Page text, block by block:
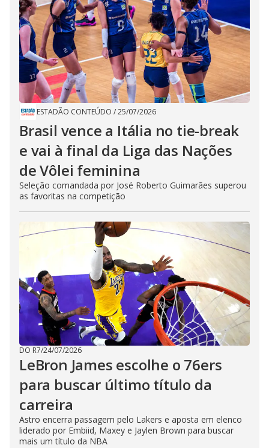
ESTADÃO CONTEÚDO /25/07/2026
Brasil vence a Itália no tie-break
e vai à final da Liga das Nações
de Vôlei feminina
Seleção comandada por José Roberto Guimarães superou
as favoritas na competição
DO R7/24/07/2026
LeBron James escolhe o 76ers
para buscar último título da
carreira
Astro encerra passagem pelo Lakers e aposta em elenco
liderado por Embiid, Maxey e Jaylen Brown para buscar
mais um título da NBA